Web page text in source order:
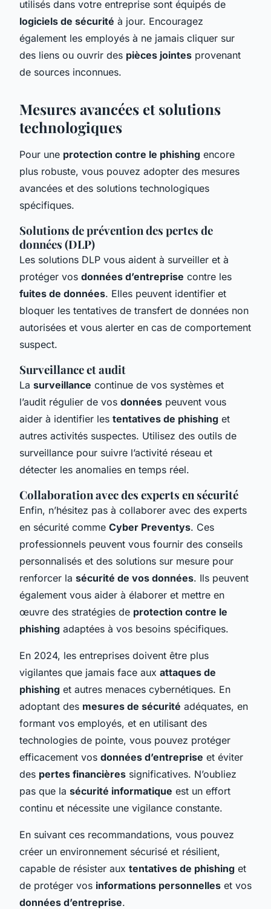
utilisés dans votre entreprise sont équipés de
logiciels de sécurité à jour. Encouragez
également les employés à ne jamais cliquer sur
des liens ou ouvrir des pièces jointes provenant
de sources inconnues.
Mesures avancées et solutions
technologiques
Pour une protection contre le phishing encore
plus robuste, vous pouvez adopter des mesures
avancées et des solutions technologiques
spécifiques.
Solutions de prévention des pertes de
données (DLP)
Les solutions DLP vous aident à surveiller et à
protéger vos données d’entreprise contre les
fuites de données. Elles peuvent identifier et
bloquer les tentatives de transfert de données non
autorisées et vous alerter en cas de comportement
suspect.
Surveillance et audit
La surveillance continue de vos systèmes et
l’audit régulier de vos données peuvent vous
aider à identifier les tentatives de phishing et
autres activités suspectes. Utilisez des outils de
surveillance pour suivre l’activité réseau et
détecter les anomalies en temps réel.
Collaboration avec des experts en sécurité
Enfin, n’hésitez pas à collaborer avec des experts
en sécurité comme Cyber Preventys. Ces
professionnels peuvent vous fournir des conseils
personnalisés et des solutions sur mesure pour
renforcer la sécurité de vos données. Ils peuvent
également vous aider à élaborer et mettre en
œuvre des stratégies de protection contre le
phishing adaptées à vos besoins spécifiques.
En 2024, les entreprises doivent être plus
vigilantes que jamais face aux attaques de
phishing et autres menaces cybernétiques. En
adoptant des mesures de sécurité adéquates, en
formant vos employés, et en utilisant des
technologies de pointe, vous pouvez protéger
efficacement vos données d’entreprise et éviter
des pertes financières significatives. N’oubliez
pas que la sécurité informatique est un effort
continu et nécessite une vigilance constante.
En suivant ces recommandations, vous pouvez
créer un environnement sécurisé et résilient,
capable de résister aux tentatives de phishing et
de protéger vos informations personnelles et vos
données d’entreprise.